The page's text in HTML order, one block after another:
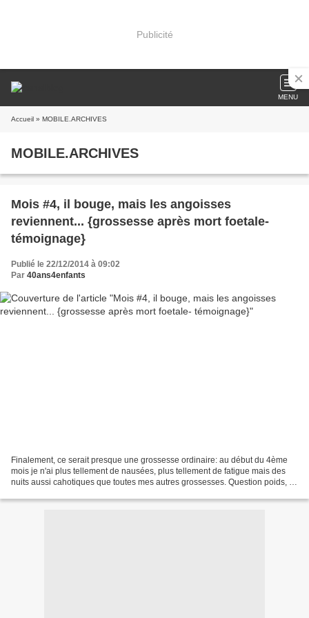
Publicité
MENU
Accueil » MOBILE.ARCHIVES
MOBILE.ARCHIVES
Mois #4, il bouge, mais les angoisses
reviennent... {grossesse après mort foetale-
témoignage}
Publié le 22/12/2014 à 09:02
Par 40ans4enfants
Finalement, ce serait presque une grossesse ordinaire: au début du 4ème
mois je n'ai plus tellement de nausées, plus tellement de fatigue mais des
nuits aussi cahotiques que toutes mes autres grossesses. Question poids, je